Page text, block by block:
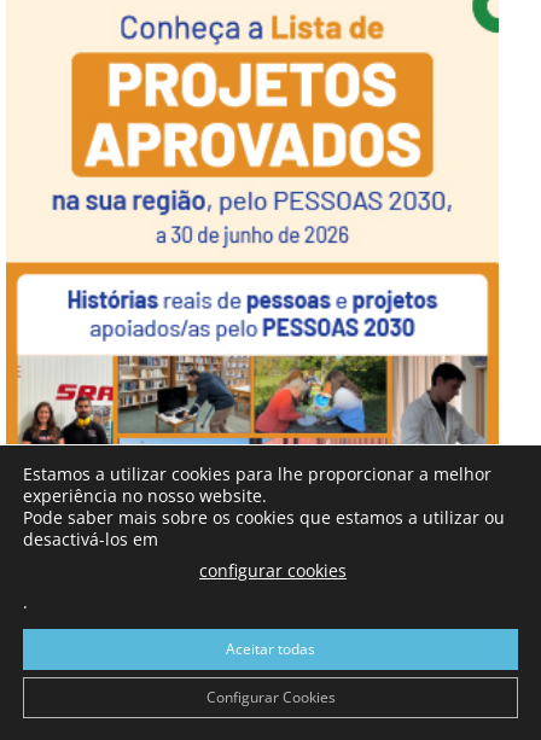
Estamos a utilizar cookies para lhe proporcionar a melhor
experiência no nosso website.
Pode saber mais sobre os cookies que estamos a utilizar ou
desactivá-los em
configurar cookies
.
Aceitar todas
Configurar Cookies